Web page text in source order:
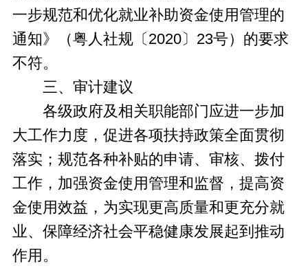
一步规范和优化就业补助资金使用管理的
通知》（粤人社规〔2020〕23号）的要求
不符。
三、审计建议
各级政府及相关职能部门应进一步加
大工作力度，促进各项扶持政策全面贯彻
落实；规范各种补贴的申请、审核、拨付
工作，加强资金使用管理和监督，提高资
金使用效益，为实现更高质量和更充分就
业、保障经济社会平稳健康发展起到推动
作用。